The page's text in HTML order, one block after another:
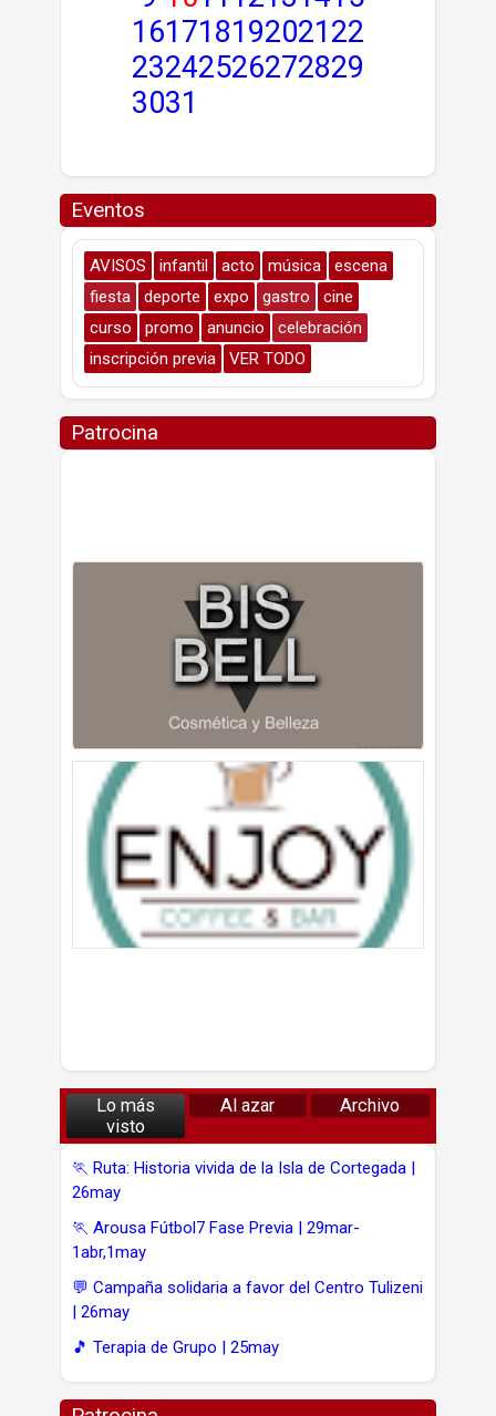
16171819202122
23242526272829
3031
Eventos
AVISOS infantil acto música
escena
fiesta
deporte expo gastro
cine
curso
promo anuncio
celebración
inscripción previa
VER TODO
Patrocina
Lo más
visto
Al azar Archivo
🏃 Ruta: Historia vivida de la Isla de Cortegada |
26may
🏃 Arousa Fútbol7 Fase Previa | 29mar-
1abr,1may
💬 Campaña solidaria a favor del Centro Tulizeni
| 26may
🎵 Terapia de Grupo | 25may